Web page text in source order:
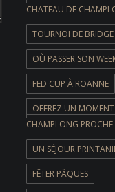
CHATEAU DE
TOURNOI DE
OÙ PASSER SON
FED CUP À ROANNE
OFFREZ UN
CHAMPLONG
UN SÉJOUR
FÊTER PÂQUES